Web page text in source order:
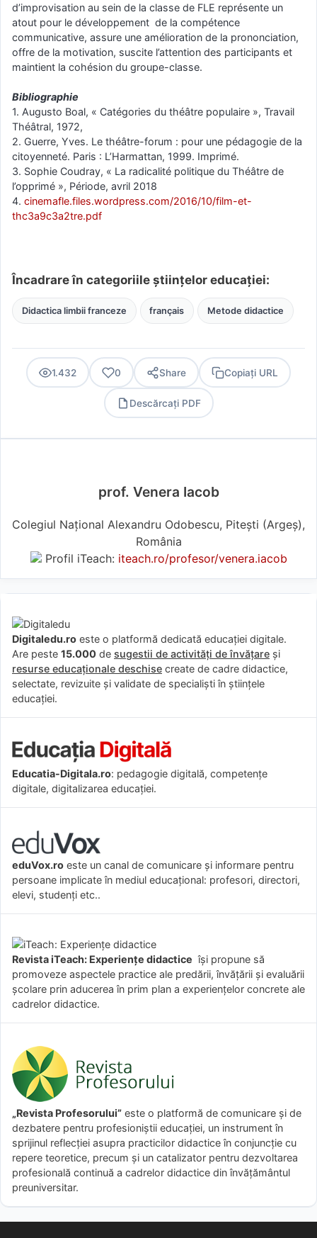
d’improvisation au sein de la classe de FLE représente un
atout pour le développement de la compétence
communicative, assure une amélioration de la prononciation,
offre de la motivation, suscite l’attention des participants et
maintient la cohésion du groupe-classe.
Bibliographie
1. Augusto Boal, « Catégories du théâtre populaire », Travail
Théâtral,‎ 1972,
2. Guerre, Yves. Le théâtre-forum : pour une pédagogie de la
citoyenneté. Paris : L’Harmattan, 1999. Imprimé.
3. Sophie Coudray, « La radicalité politique du Théâtre de
l’opprimé », Période,‎ avril 2018
4. cinemafle.files.wordpress.com/2016/10/film-et-
thc3a9c3a2tre.pdf
Încadrare în categoriile științelor educației:
Didactica limbii franceze français Metode didactice
1.432 0 Share Copiați URL
Descărcați PDF
prof. Venera Iacob
Colegiul Național Alexandru Odobescu, Pitești (Argeş),
România
Profil iTeach: iteach.ro/profesor/venera.iacob
Digitaledu.ro este o platformă dedicată educației digitale.
Are peste 15.000 de sugestii de activități de învățare și
resurse educaționale deschise create de cadre didactice,
selectate, revizuite și validate de specialiști în științele
educației.
Educatia-Digitala.ro: pedagogie digitală, competențe
digitale, digitalizarea educației.
eduVox.ro este un canal de comunicare și informare pentru
persoane implicate în mediul educațional: profesori, directori,
elevi, studenți etc..
Revista iTeach: Experienţe didactice îşi propune să
promoveze aspectele practice ale predării, învăţării şi evaluării
şcolare prin aducerea în prim plan a experienţelor concrete ale
cadrelor didactice.
„Revista Profesorului” este o platformă de comunicare și de
dezbatere pentru profesioniștii educației, un instrument în
sprijinul reflecției asupra practicilor didactice în conjuncție cu
repere teoretice, precum și un catalizator pentru dezvoltarea
profesională continuă a cadrelor didactice din învățământul
preuniversitar.